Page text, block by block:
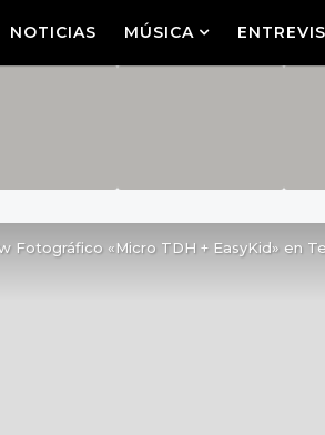
NOTICIAS MÚSICA
Fotográfico «Micro TDH + EasyKid» en